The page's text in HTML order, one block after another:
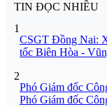
TIN ĐỌC NHIỀU
1
CSGT Đồng Nai:
tốc Biên Hòa -
2
Phó Giám đốc
Phó Giám đốc